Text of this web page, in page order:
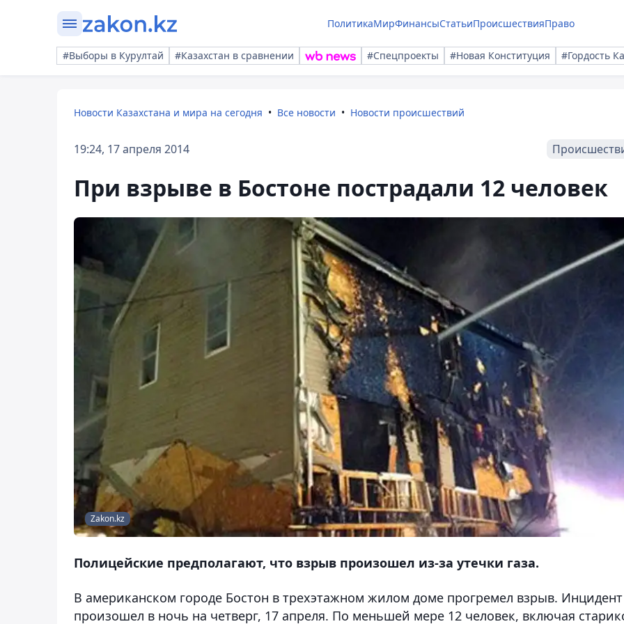
ПолитикаМирФинансыСтатьиПроисшествияПраво
#Выборы в Курултай #Казахстан в сравнении #Спецпроекты #Новая Конституция #Гордость
Новости Казахстана и мира на сегодня Все новости Новости происшествий
19:24, 17 апреля 2014
При взрыве в Бостоне пострадали 12 человек
Zakon.kz
Полицейские предполагают, что взрыв произошел из-за утечки газа.
В американском городе Бостон в трехэтажном жилом доме прогремел взрыв. Инцидент
произошел в ночь на четверг, 17 апреля. По меньшей мере 12 человек, включая